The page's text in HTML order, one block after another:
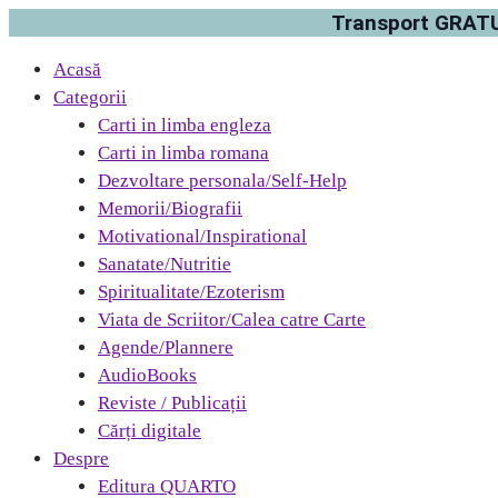
Transport
Acasă
Categorii
Carti in limba engleza
Carti in limba romana
Dezvoltare personala/Self-Help
Memorii/Biografii
Motivational/Inspirational
Sanatate/Nutritie
Spiritualitate/Ezoterism
Viata de Scriitor/Calea catre Carte
Agende/Plannere
AudioBooks
Reviste / Publicații
Cărți digitale
Despre
Editura QUARTO